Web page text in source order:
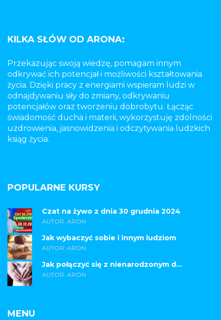
KILKA SŁÓW OD ARONA:
Przekazując swoją wiedzę, pomagam innym
odkrywać ich potencjał i możliwości kształtowania
życia. Dzięki pracy z energiami wspieram ludzi w
odnajdywaniu siły do zmiany, odkrywaniu
potencjałów oraz tworzeniu dobrobytu. Łącząc
świadomość ducha i materii, wykorzystuję zdolności
uzdrowienia, jasnowidzenia i odczytywania ludzkich
ksiąg życia.
POPULARNE KURSY
Czat na żywo z dnia 30 grudnia 2024
AUTOR: ARON
Jak wybaczyć sobie i innym ludziom
AUTOR: ARON
Jak połączyć się z nienarodzonym d...
AUTOR: ARON
MENU